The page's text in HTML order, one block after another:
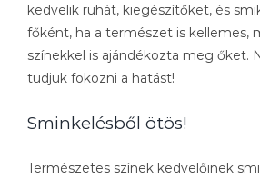
kedvelik ruhát, kiegészítőket, és
főként, ha a természet is kellemes,
színekkel is ajándékozta meg őket.
tudjuk fokozni a hatást!
Sminkelésből ötös!
Természetes színek kedvelőinek